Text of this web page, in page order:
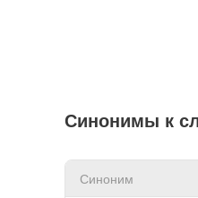
Синонимы к
Синоним